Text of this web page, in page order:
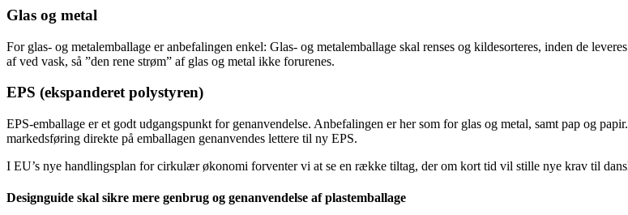
Glas og metal
For glas- og metalemballage er anbefalingen enkel: Glas- og metalemballage skal renses og kildesorteres, inden de
af ved vask, så ”den rene strøm” af glas og metal ikke forurenes.
EPS (ekspanderet polystyren)
EPS-emballage er et godt udgangspunkt for genanvendelse. Anbefalingen er her som for glas og metal, samt pap og
markedsføring direkte på emballagen genanvendes lettere til ny EPS.
I EU’s nye handlingsplan for cirkulær økonomi forventer vi at se en række tiltag, der om kort tid vil stille nye krav til
Designguide skal sikre mere genbrug og genanvendelse af plastemballage